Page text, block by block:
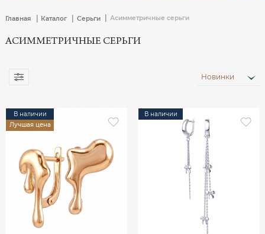
Главная | Каталог | Серьги Асимметричные серьги
АСИММЕТРИЧНЫЕ СЕРЬГИ
Новинки
В наличии
Лучшая цена
В наличии